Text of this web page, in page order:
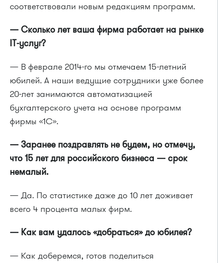
соответствовали новым редакциям программ.
— Сколько лет ваша фирма работает на рынке
IT-услуг?
— В феврале 2014-го мы отмечаем 15-летний
юбилей. А наши ведущие сотрудники уже более
20-лет занимаются автоматизацией
бухгалтерского учета на основе программ
фирмы «1С».
— Заранее поздравлять не будем, но отмечу,
что 15 лет для российского бизнеса — срок
немалый.
— Да. По статистике даже до 10 лет доживает
всего 4 процента малых фирм.
— Как вам удалось «добраться» до юбилея?
— Как доберемся, готов поделиться